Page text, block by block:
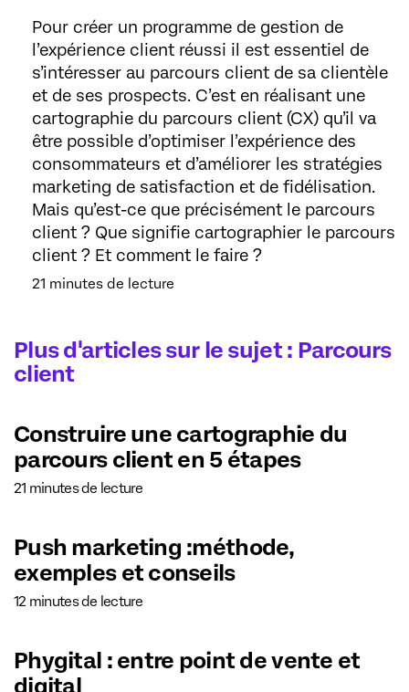
Pour créer un programme de gestion de
l’expérience client réussi il est essentiel de
s’intéresser au parcours client de sa clientèle
et de ses prospects. C’est en réalisant une
cartographie du parcours client (CX) qu’il va
être possible d’optimiser l’expérience des
consommateurs et d’améliorer les stratégies
marketing de satisfaction et de fidélisation.
Mais qu’est-ce que précisément le parcours
client ? Que signifie cartographier le parcours
client ? Et comment le faire ?
21 minutes de lecture
Plus d'articles sur le sujet : Parcours
client
Construire une cartographie du
parcours client en 5 étapes
21 minutes de lecture
Push marketing :méthode,
exemples et conseils
12 minutes de lecture
Phygital : entre point de vente et
digital